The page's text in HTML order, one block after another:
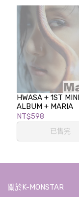
HWASA + 1ST MINI
ALBUM + MARIA
NT$598
已售完
關於K-MONSTAR